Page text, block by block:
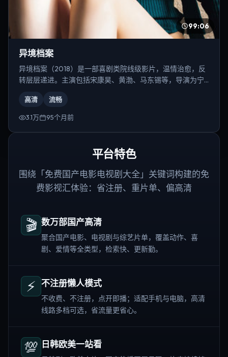
99:06
异境档案
异境档案（2018）是一部喜剧类院线级影片，温情治愈，反
转层层递进。主演包括宋康昊、黄渤、马东锡等，导演为宁
高清 流畅
3.1万 95个月前
平台特色
围绕「免费国产电影电视剧大全」关键词构建的免
费影视汇体验：省注册、重片单、偏高清
🎬 数万部国产高清
聚合国产电影、电视剧与综艺片单，覆盖动作、喜
剧、爱情等全类型，检索快、更新勤。
⚡ 不注册懒人模式
不收费、不注册，点开即播；适配手机与电脑，高清
线路多档可选，省流量更省心。
💯 日韩欧美一站看